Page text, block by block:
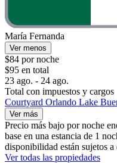
María Fernanda
Ver menos
$84 por noche
$95 en total
23 ago. - 24 ago.
Total con impuestos y cargos
Courtyard Orlando Lake
Ver más
Precio más bajo por noche
base en una estancia de 1
disponibilidad están sujetos
Ver todas las propiedades